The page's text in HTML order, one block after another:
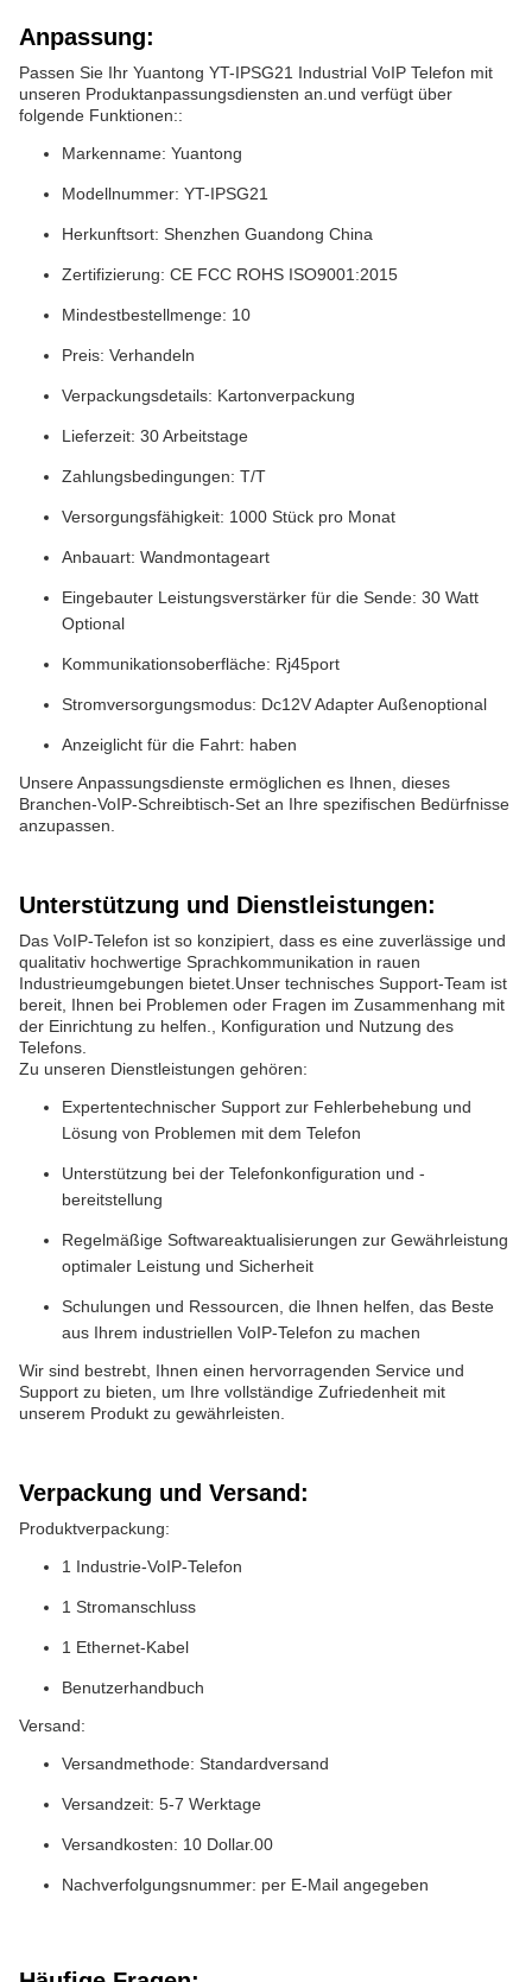
Anpassung:
Passen Sie Ihr Yuantong YT-IPSG21 Industrial VoIP Telefon mit
unseren Produktanpassungsdiensten an.und verfügt über
folgende Funktionen::
Markenname: Yuantong
Modellnummer: YT-IPSG21
Herkunftsort: Shenzhen Guandong China
Zertifizierung: CE FCC ROHS ISO9001:2015
Mindestbestellmenge: 10
Preis: Verhandeln
Verpackungsdetails: Kartonverpackung
Lieferzeit: 30 Arbeitstage
Zahlungsbedingungen: T/T
Versorgungsfähigkeit: 1000 Stück pro Monat
Anbauart: Wandmontageart
Eingebauter Leistungsverstärker für die Sende: 30 Watt
Optional
Kommunikationsoberfläche: Rj45port
Stromversorgungsmodus: Dc12V Adapter Außenoptional
Anzeiglicht für die Fahrt: haben
Unsere Anpassungsdienste ermöglichen es Ihnen, dieses
Branchen-VoIP-Schreibtisch-Set an Ihre spezifischen Bedürfnisse
anzupassen.
Unterstützung und Dienstleistungen:
Das VoIP-Telefon ist so konzipiert, dass es eine zuverlässige und
qualitativ hochwertige Sprachkommunikation in rauen
Industrieumgebungen bietet.Unser technisches Support-Team ist
bereit, Ihnen bei Problemen oder Fragen im Zusammenhang mit
der Einrichtung zu helfen., Konfiguration und Nutzung des
Telefons.
Zu unseren Dienstleistungen gehören:
Expertentechnischer Support zur Fehlerbehebung und
Lösung von Problemen mit dem Telefon
Unterstützung bei der Telefonkonfiguration und -
bereitstellung
Regelmäßige Softwareaktualisierungen zur Gewährleistung
optimaler Leistung und Sicherheit
Schulungen und Ressourcen, die Ihnen helfen, das Beste
aus Ihrem industriellen VoIP-Telefon zu machen
Wir sind bestrebt, Ihnen einen hervorragenden Service und
Support zu bieten, um Ihre vollständige Zufriedenheit mit
unserem Produkt zu gewährleisten.
Verpackung und Versand:
Produktverpackung:
1 Industrie-VoIP-Telefon
1 Stromanschluss
1 Ethernet-Kabel
Benutzerhandbuch
Versand:
Versandmethode: Standardversand
Versandzeit: 5-7 Werktage
Versandkosten: 10 Dollar.00
Nachverfolgungsnummer: per E-Mail angegeben